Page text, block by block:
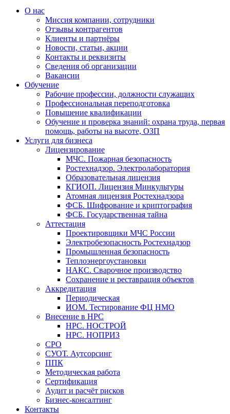
О нас
Миссия компании, сотрудники
Отзывы контрагентов
Клиенты и партнёры
Новости, статьи, акции
Контакты и реквизиты
Сведения об организации
Вакансии
Обучение
Рабочие профессии, должности служащих
Профессиональная переподготовка
Повышение квалификации
Обучение и проверка знаний: охрана труда, первая
помощь, работы на высоте, ОЗП
Услуги для бизнеса
Лицензирование
МЧС. Пожарная безопасность
Ростехнадзор. Электролаборатория
Образовательная лицензия
КГИОП. Лицензия Минкультуры
Атомная лицензия Ростехнадзора
ФСБ. Шифрование и криптография
ФСБ. Государственная тайна
Аттестация
Проектировщики МЧС России
Электробезопасность Ростехнадзор
Промышленная безопасность
Теплоэнергоустановки
НАКС. Сварочное производство
Сохранение и реставрация объектов
Аккредитация
Периодическая
ИОМ. Тестирование ФЦ НМО
Внесение в НРС
НРС. НОСТРОЙ
НРС. НОПРИЗ
СРО
СУОТ. Аутсорсинг
ППК
Методическая работа
Сертификация
Аудит и расчёт рисков
Бизнес-консалтинг
Контакты